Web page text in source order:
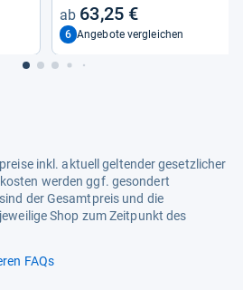
63,25 €
6 Angebote vergleichen
inkl. aktuell geltender gesetzlicher
werden ggf. gesondert
der Gesamtpreis und die
Shop zum Zeitpunkt des
FAQs